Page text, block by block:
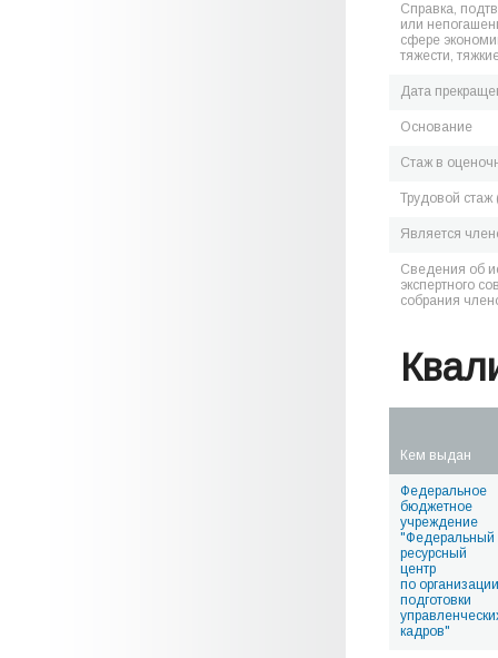
Справка,
или
сфере
тяжести,
Дата
Основание
Стаж в
Трудовой стаж
Является
Сведения об
экспертного
собрания
Кем выдан
Федеральное
бюджетное
учреждение
"Федеральный
ресурсный
центр
по организации
подготовки
кадров"